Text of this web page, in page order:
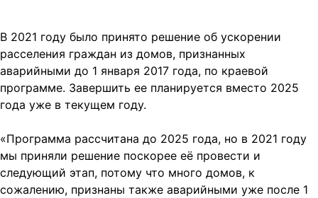
В 2021 году было принято решение об ускорении
расселения граждан из домов, признанных
аварийными до 1 января 2017 года, по краевой
программе. Завершить ее планируется вместо 2025
года уже в текущем году.
«Программа рассчитана до 2025 года, но в 2021 году
мы приняли решение поскорее её провести и
следующий этап, потому что много домов, к
сожалению, признаны также аварийными уже после 1